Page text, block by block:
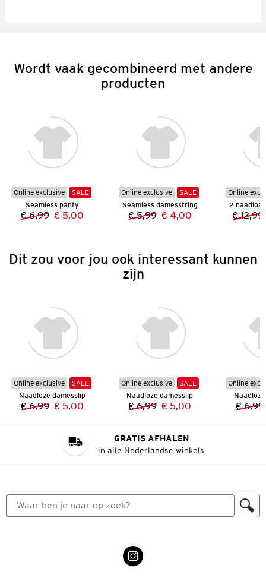
Wordt vaak gecombineerd met andere
producten
Online exclusive
SALE
Seamless panty
Vorige prijs:
€ 6,99 Nieuwe prijs:
€ 5,00
Online exclusive
SALE
Seamless damesstring
Vorige prijs:
€ 5,99 Nieuwe prijs:
€ 4,00
Online
2
€ 12,99
Dit zou voor jou ook interessant kunnen
zijn
Online exclusive
SALE
Naadloze damesslip
Vorige prijs:
€ 6,99 Nieuwe prijs:
€ 5,00
Online exclusive
SALE
Naadloze damesslip
Vorige prijs:
€ 6,99 Nieuwe prijs:
€ 5,00
Online
€ 6,99
GRATIS AFHALEN
in alle Nederlandse winkels